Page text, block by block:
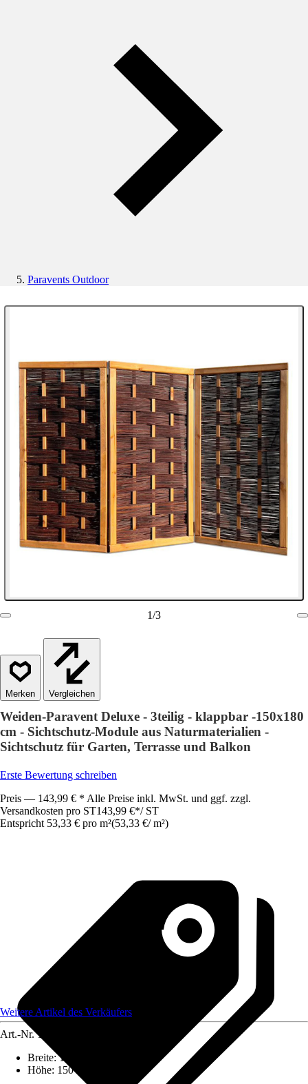
Paravents Outdoor
1/3
Vergleichen
Weiden-Paravent Deluxe - 3teilig - klappbar -150x180
cm - Sichtschutz-Module aus Naturmaterialien -
Sichtschutz für Garten, Terrasse und Balkon
Erste Bewertung schreiben
Preis — 143,99 € * Alle Preise inkl. MwSt. und ggf. zzgl.
Versandkosten pro ST143,99 €*/ ST
Entspricht 53,33 € pro m²(53,33 €/ m²)
Weitere Artikel des Verkäufers
Art.-Nr. 12488843
Breite:180 cm
Höhe: 150 cm